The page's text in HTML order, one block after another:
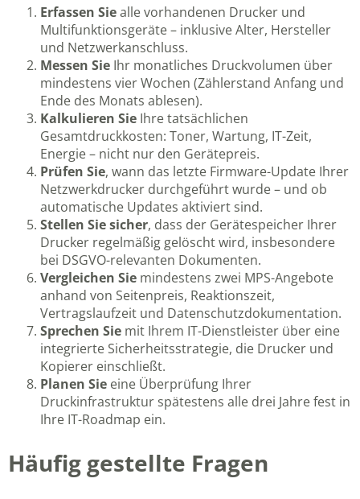
Erfassen Siealle vorhandenen Drucker und
Multifunktionsgeräte – inklusive Alter, Hersteller
und Netzwerkanschluss.
Messen Sie Ihr monatliches Druckvolumen über
mindestens vier Wochen (Zählerstand Anfang und
Ende des Monats ablesen).
Kalkulieren Sie Ihre tatsächlichen
Gesamtdruckkosten: Toner, Wartung, IT-Zeit,
Energie – nicht nur den Gerätepreis.
Prüfen Sie, wann das letzte Firmware-Update Ihrer
Netzwerkdrucker durchgeführt wurde – und ob
automatische Updates aktiviert sind.
Stellen Sie sicher, dass der Gerätespeicher Ihrer
Drucker regelmäßig gelöscht wird, insbesondere
bei DSGVO-relevanten Dokumenten.
Vergleichen Sie mindestens zwei MPS-Angebote
anhand von Seitenpreis, Reaktionszeit,
Vertragslaufzeit und Datenschutzdokumentation.
Sprechen Sie mit Ihrem IT-Dienstleister über eine
integrierte Sicherheitsstrategie, die Drucker und
Kopierer einschließt.
Planen Sie eine Überprüfung Ihrer
Druckinfrastruktur spätestens alle drei Jahre fest in
Ihre IT-Roadmap ein.
Häufig gestellte Fragen